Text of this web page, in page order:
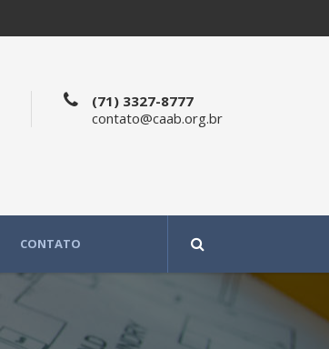
(71) 3327-8777
contato@caab.org.br
CONTATO